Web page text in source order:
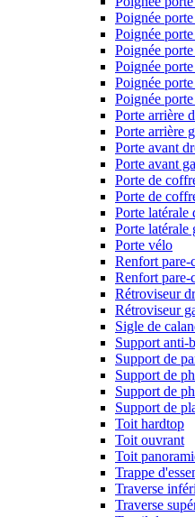
Poignée
Poignée
Poignée
Poignée
Poignée
Poignée
Porte arrière
Porte arrière
Porte avant
Porte avant
Porte de
Porte de
Porte latérale
Porte latérale
Porte vélo
Renfort pare-
Renfort pare-
Rétroviseur
Rétroviseur
Sigle de
Support anti-
Support de
Support de
Support de
Support de
Toit hardtop
Toit ouvrant
Toit
Trappe
Traverse
Traverse